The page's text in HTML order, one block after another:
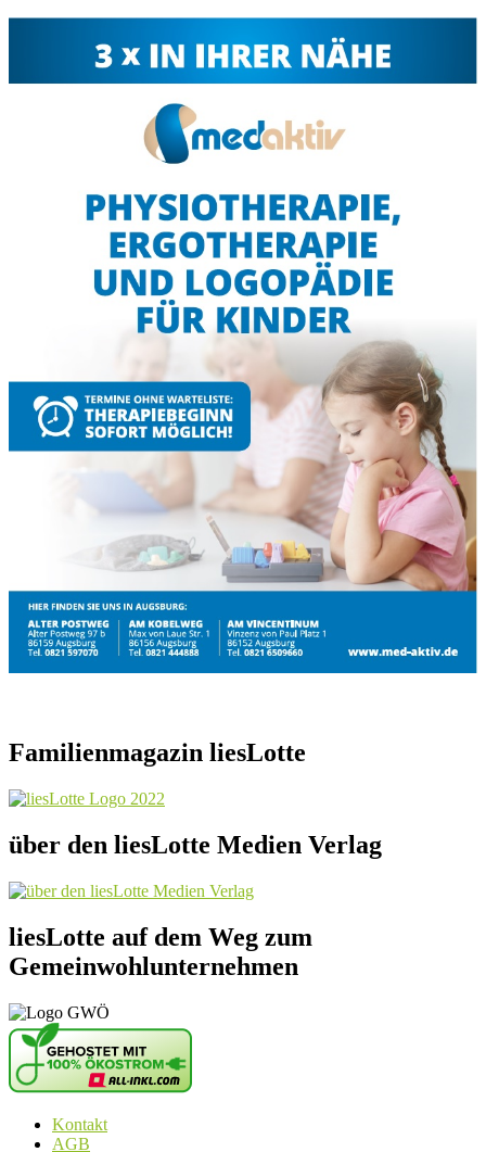
Familienmagazin liesLotte
über den liesLotte Medien Verlag
liesLotte auf dem Weg zum
Gemeinwohlunternehmen
Kontakt
AGB